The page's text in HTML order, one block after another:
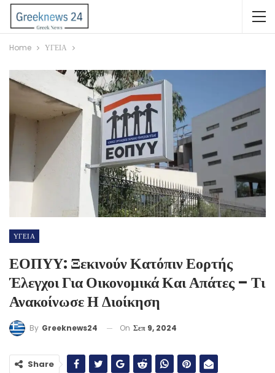
Home ΥΓΕΙΑ
ΥΓΕΙΑ
ΕΟΠΥΥ: Ξεκινούν Κατόπιν Εορτής
Έλεγχοι Για Οικονομικά Και Απάτες – Τι
Ανακοίνωσε Η Διοίκηση
By Greeknews24 On Σεπ 9, 2024
Share